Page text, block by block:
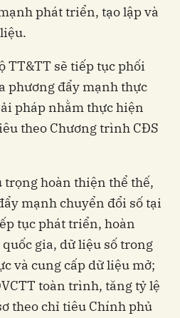
phát triển, tạo lập và
TT&TT sẽ tiếp tục phối
phương đẩy mạnh thực
pháp nhằm thực hiện
theo Chương trình CĐS
trọng hoàn thiện thể thế,
mạnh chuyển đổi số tại
tục phát triển, hoàn
gia, dữ liệu số trong
và cung cấp dữ liệu mở;
toàn trình, tăng tỷ lệ
theo chỉ tiêu Chính phủ